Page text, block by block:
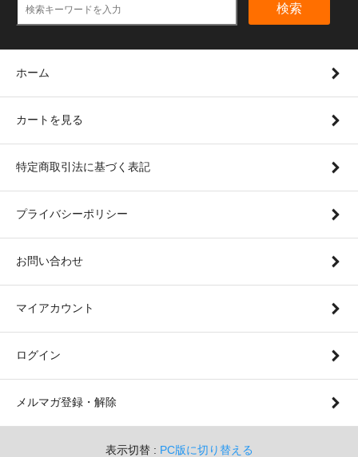
検索
ホーム
カートを見る
特定商取引法に基づく表記
プライバシーポリシー
お問い合わせ
マイアカウント
ログイン
メルマガ登録・解除
表示切替 : PC版に切り替える